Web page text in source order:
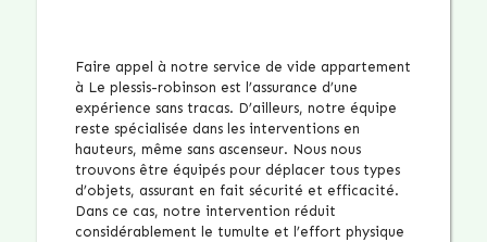
Faire appel à notre service de vide appartement
à Le plessis-robinson est l’assurance d’une
expérience sans tracas. D’ailleurs, notre équipe
reste spécialisée dans les interventions en
hauteurs, même sans ascenseur. Nous nous
trouvons être équipés pour déplacer tous types
d’objets, assurant en fait sécurité et efficacité.
Dans ce cas, notre intervention réduit
considérablement le tumulte et l’effort physique